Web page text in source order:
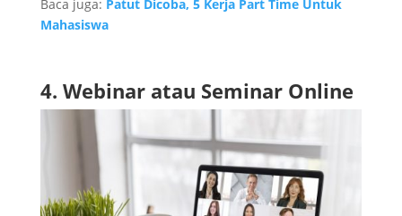
Baca juga: Patut Dicoba, 5 Kerja Part Time Untuk
Mahasiswa
4. Webinar atau Seminar Online